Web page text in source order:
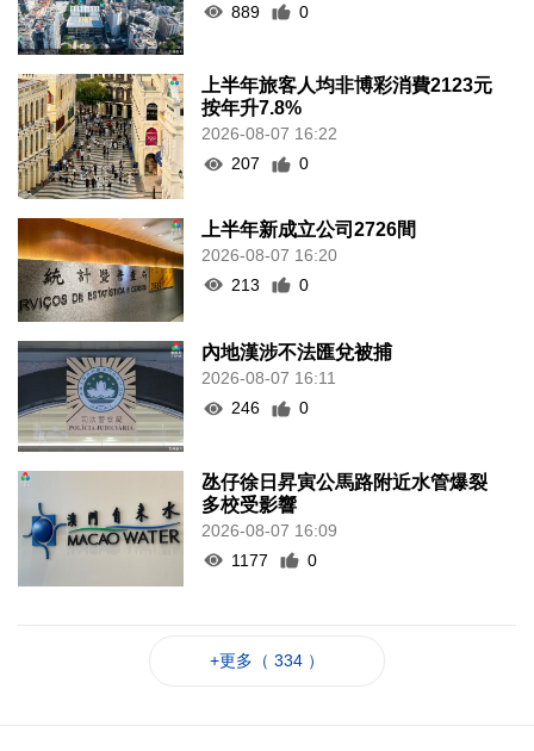
889
0
上半年旅客人均非博彩消費2123元
按年升7.8%
2026-08-07 16:22
207
0
上半年新成立公司2726間
2026-08-07 16:20
213
0
內地漢涉不法匯兌被捕
2026-08-07 16:11
246
0
氹仔徐日昇寅公馬路附近水管爆裂
多校受影響
2026-08-07 16:09
1177
0
+更多（ 334 ）